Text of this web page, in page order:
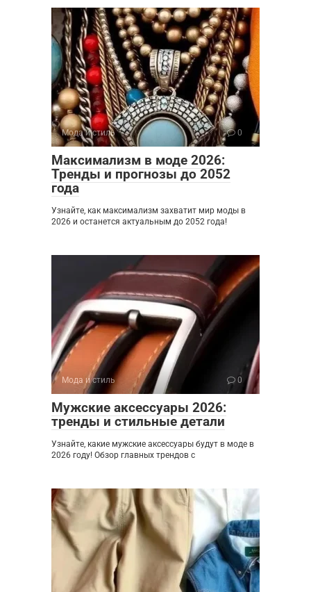
Мода и стиль 0
Максимализм в моде 2026:
Тренды и прогнозы до 2052
года
Узнайте, как максимализм захватит мир моды в
2026 и останется актуальным до 2052 года!
Мода и стиль 0
Мужские аксессуары 2026:
тренды и стильные детали
Узнайте, какие мужские аксессуары будут в моде в
2026 году! Обзор главных трендов с